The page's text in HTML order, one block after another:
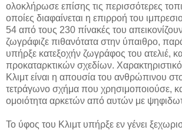
ολοκλήρωσε επίσης τις περισσότερες
οποίες διαφαίνεται η επιρροή του
54 από τους 230 πίνακές του
ζωγράφιζε πιθανότατα στην ύπαιθρο,
υπήρξε κατεξοχήν ζωγράφος του ατελιέ,
προκαταρκτικών σχεδίων.
Κλιμτ είναι η απουσία του ανθρώπινου
τετράγωνο σχήμα που χρησιμοποιούσε,
ομοιότητα αρκετών από αυτών με
Το ύφος του Κλιμτ υπήρξε εν γένει